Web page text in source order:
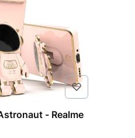
- Realme